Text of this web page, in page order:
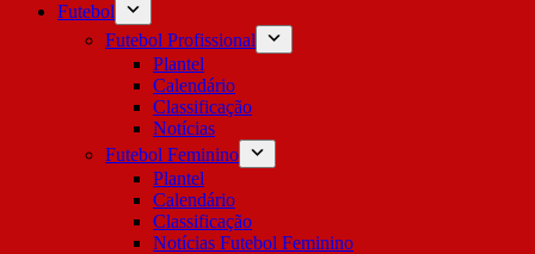
Futebol
Futebol Profissional
Plantel
Calendário
Classificação
Notícias
Futebol Feminino
Plantel
Calendário
Classificação
Notícias Futebol Feminino